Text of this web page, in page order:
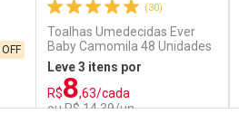
(30)
Toalhas Umedecidas Ever
Baby Camomila 48 Unidades
Leve 3 itens por
R$8,63/cada
ou R$ 14,39/un